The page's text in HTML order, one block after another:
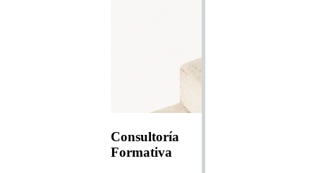
Consultoría
Formativa